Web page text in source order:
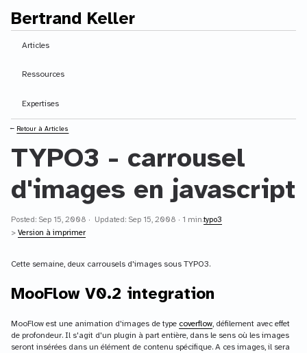
Contenu principal
Bertrand Keller
Articles
Ressources
Expertises
⭠ Retour à Articles
TYPO3 - carrousel
d'images en javascript
Posted: Sep 15, 2008 · Updated: Sep 15, 2008 · 1 min.typo3
> Version à imprimer
Cette semaine, deux carrousels d'images sous TYPO3.
MooFlow V0.2 integration
MooFlow est une animation d'images de type coverflow, défilement avec effet
de profondeur. Il s'agit d'un plugin à part entière, dans le sens où les images
seront insérées dans un élément de contenu spécifique. A ces images, il sera